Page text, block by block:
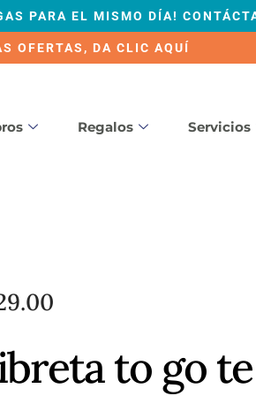
PARA EL MISMO DÍA!
OFERTAS, DA CLIC AQUÍ
Regalos Servicios
to go